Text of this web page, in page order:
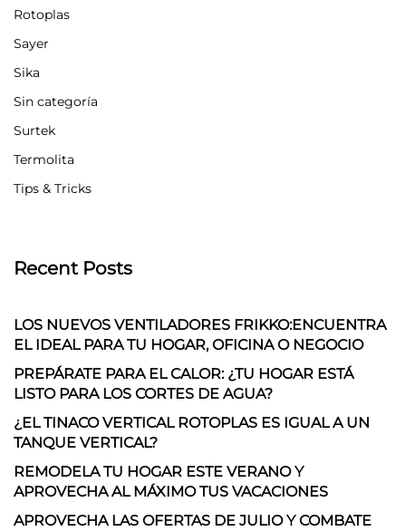
Rotoplas
Sayer
Sika
Sin categoría
Surtek
Termolita
Tips & Tricks
Recent Posts
LOS NUEVOS VENTILADORES FRIKKO:ENCUENTRA
EL IDEAL PARA TU HOGAR, OFICINA O NEGOCIO
PREPÁRATE PARA EL CALOR: ¿TU HOGAR ESTÁ
LISTO PARA LOS CORTES DE AGUA?
¿EL TINACO VERTICAL ROTOPLAS ES IGUAL A UN
TANQUE VERTICAL?
REMODELA TU HOGAR ESTE VERANO Y
APROVECHA AL MÁXIMO TUS VACACIONES
APROVECHA LAS OFERTAS DE JULIO Y COMBATE